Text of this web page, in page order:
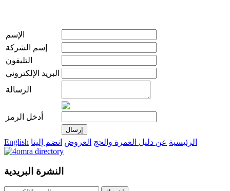
الإسم
إسم الشركة
التليفون
البريد الإلكتروني
الرسالة
أدخل الرمز
live
casinos
online
livedealercasino.online
English الرئيسية عن دليل العمرة والحج العروض انضم إلينا
النشرة البريدية